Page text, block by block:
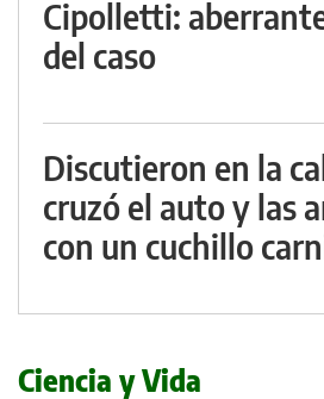
Cipolletti:
del caso
Discutieron en la
cruzó el auto y las
con un cuchillo
Ciencia y Vida